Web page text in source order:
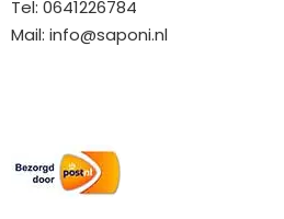
Tel: 0641226784
Mail: info@saponi.nl